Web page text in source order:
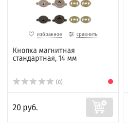
избранное сравнить
Кнопка магнитная
стандартная, 14 мм
(0)
20 руб.